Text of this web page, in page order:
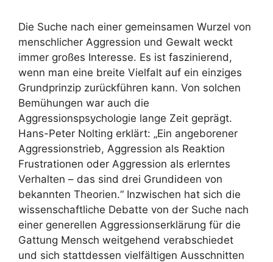
Die Suche nach einer gemeinsamen Wurzel von
menschlicher Aggression und Gewalt weckt
immer großes Interesse. Es ist faszinierend,
wenn man eine breite Vielfalt auf ein einziges
Grundprinzip zurückführen kann. Von solchen
Bemühungen war auch die
Aggressionspsychologie lange Zeit geprägt.
Hans-Peter Nolting erklärt: „Ein angeborener
Aggressionstrieb, Aggression als Reaktion
Frustrationen oder Aggression als erlerntes
Verhalten – das sind drei Grundideen von
bekannten Theorien.“ Inzwischen hat sich die
wissenschaftliche Debatte von der Suche nach
einer generellen Aggressionserklärung für die
Gattung Mensch weitgehend verabschiedet
und sich stattdessen vielfältigen Ausschnitten